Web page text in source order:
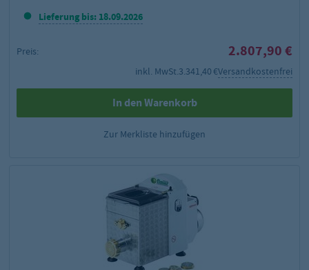
Lieferung bis: 18.09.2026
Preis: 2.807,90 €
inkl. MwSt.3.341,40 €Versandkostenfrei
In den Warenkorb
Zur Merkliste hinzufügen